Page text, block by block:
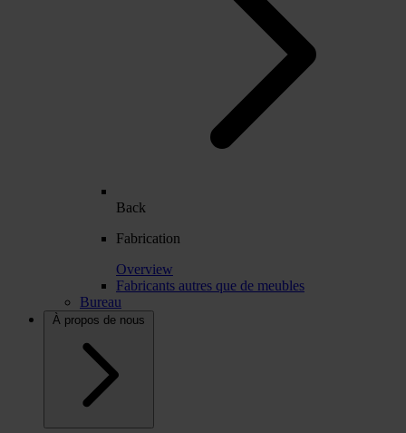
Back
Fabrication
Overview
Fabricants autres que de meubles
Bureau
À propos de nous